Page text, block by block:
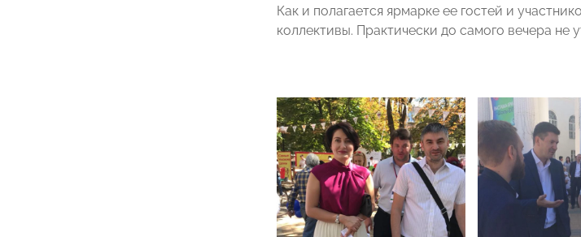
Как и полагается ярмарке ее гостей и
коллективы. Практически до самого вечера